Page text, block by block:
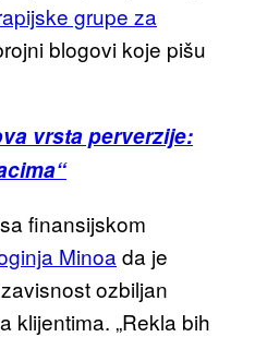
grupe za
blogovi koje pišu
vrsta perverzije:
finansijskom
Minoa da je
ozbiljan
klijentima. „Rekla bih